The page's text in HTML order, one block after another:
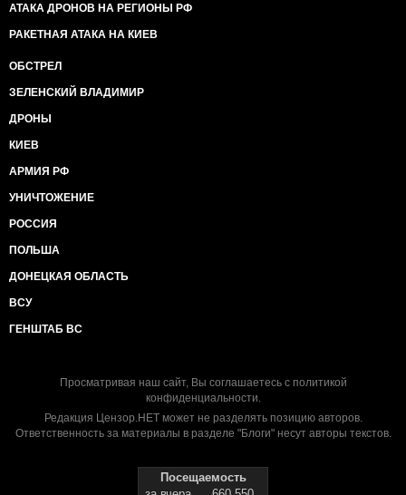
АТАКА ДРОНОВ НА РЕГИОНЫ РФ
РАКЕТНАЯ АТАКА НА КИЕВ
ОБСТРЕЛ
ЗЕЛЕНСКИЙ ВЛАДИМИР
ДРОНЫ
КИЕВ
АРМИЯ РФ
УНИЧТОЖЕНИЕ
РОССИЯ
ПОЛЬША
ДОНЕЦКАЯ ОБЛАСТЬ
ВСУ
ГЕНШТАБ ВС
Просматривая наш сайт, Вы соглашаетесь с политикой
конфиденциальности.
Редакция Цензор.НЕТ может не разделять позицию авторов.
Ответственность за материалы в разделе "Блоги" несут авторы текстов.
Посещаемость